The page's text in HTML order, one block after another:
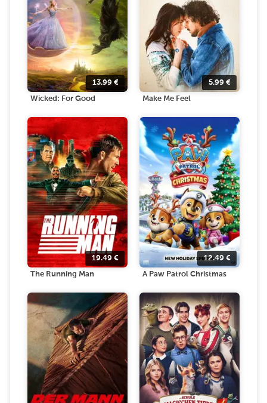
13.99 €
Wicked: For Good
5.99 €
Make Me Feel
19.49 €
The Running Man
12.49 €
A Paw Patrol Christmas